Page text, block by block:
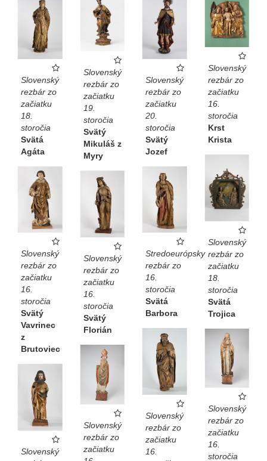
Slovenský
rezbár zo
začiatku
18.
storočia
Svätá
Agáta
Slovenský
rezbár zo
začiatku
19.
storočia
Svätý
Mikuláš z
Myry
Slovenský
rezbár zo
začiatku
20.
storočia
Svätý
Jozef
Slovenský
rezbár zo
začiatku
16.
storočia
Krst
Krista
Slovenský
rezbár zo
začiatku
18.
storočia
Svätá
Trojica
Slovenský
rezbár zo
začiatku
16.
storočia
Svätý
Vavrinec
z
Brutoviec
Stredoeurópsky
rezbár zo
16.
storočia
Svätá
Barbora
Slovenský
rezbár zo
začiatku
16.
storočia
Svätý
Florián
Slovenský
rezbár zo
začiatku
16.
Slovenský
rezbár zo
začiatku
16.
storočia
Slovenský
rezbár zo
začiatku
Slovenský